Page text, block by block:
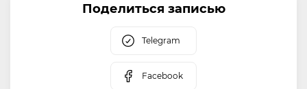
Поделиться записью
Telegram
Facebook